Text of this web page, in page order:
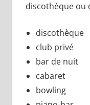
discothèque ou
discothèque
club privé
bar de nuit
cabaret
bowling